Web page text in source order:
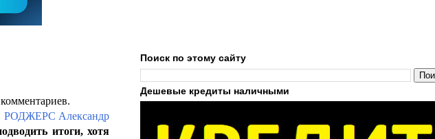
РОДЖЕРС Александр
итоги, хотя
Поиск по этому сайту
Дешевые кредиты наличными